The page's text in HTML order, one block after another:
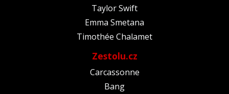
Taylor Swift
Emma Smetana
Timothée Chalamet
Zestolu.cz
Carcassonne
Bang